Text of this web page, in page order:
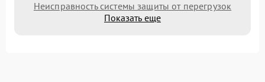
Неисправность системы защиты от перегрузок
Показать еще